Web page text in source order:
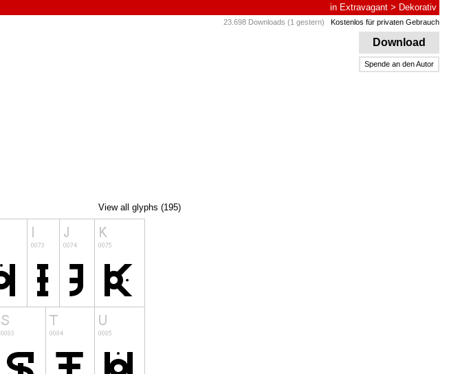
in Extravagant > Dekorativ
23.698 Downloads (1 gestern) Kostenlos für privaten Gebrauch
Download
Spende an den Autor
View all glyphs (195)